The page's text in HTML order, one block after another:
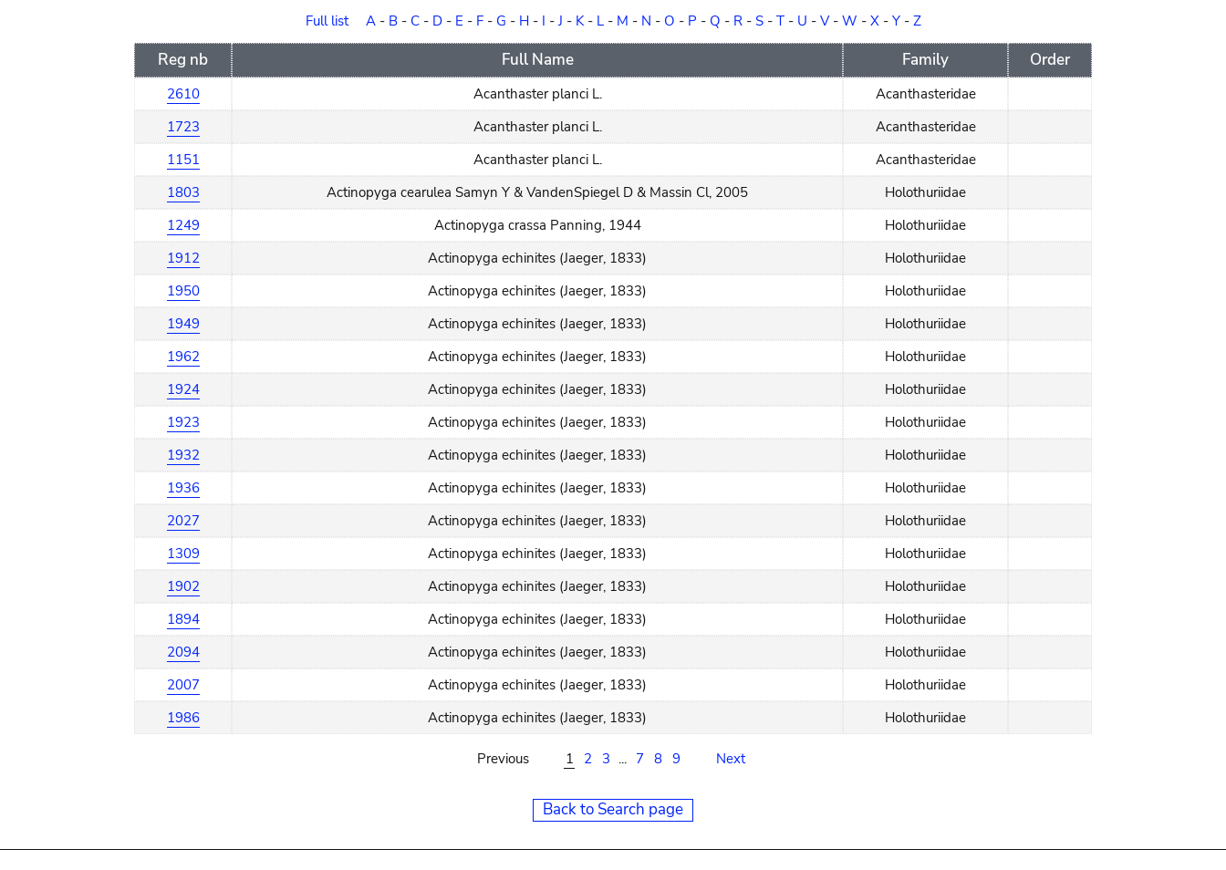
Full list
A- B- C- D- E - F- G - H- I -J - K- L- M - N - O - P - Q - R- S- T- U - V- W - X- Y- Z
Reg nb Full Name Family Order
2610 Acanthaster planci L.
Acanthasteridae
1723
Acanthaster planci L.
Acanthasteridae
1151
Acanthaster planci L.
Acanthasteridae
1803
Actinopyga cearulea Samyn Y & VandenSpiegel D & Massin Cl, 2005
Holothuriidae
1249
Actinopyga crassa Panning, 1944
Holothuriidae
1912
Actinopyga echinites (Jaeger, 1833)
Holothuriidae
1950
Actinopyga echinites (Jaeger, 1833)
Holothuriidae
1949
Actinopyga echinites (Jaeger, 1833)
Holothuriidae
1962
Actinopyga echinites (Jaeger, 1833)
Holothuriidae
1924
Actinopyga echinites (Jaeger, 1833)
Holothuriidae
1923
Actinopyga echinites (Jaeger, 1833)
Holothuriidae
1932
Actinopyga echinites (Jaeger, 1833)
Holothuriidae
1936
Actinopyga echinites (Jaeger, 1833)
Holothuriidae
2027
Actinopyga echinites (Jaeger, 1833)
Holothuriidae
1309
Actinopyga echinites (Jaeger, 1833)
Holothuriidae
1902
Actinopyga echinites (Jaeger, 1833)
Holothuriidae
1894
Actinopyga echinites (Jaeger, 1833)
Holothuriidae
2094
Actinopyga echinites (Jaeger, 1833)
Holothuriidae
2007
Actinopyga echinites (Jaeger, 1833)
Holothuriidae
1986
Actinopyga echinites (Jaeger, 1833) Holothuriidae
Previous 1 2 3 ... 7 8 9 Next
Back to Search page